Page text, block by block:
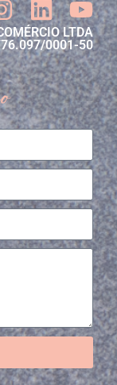
LTDA
0001-50